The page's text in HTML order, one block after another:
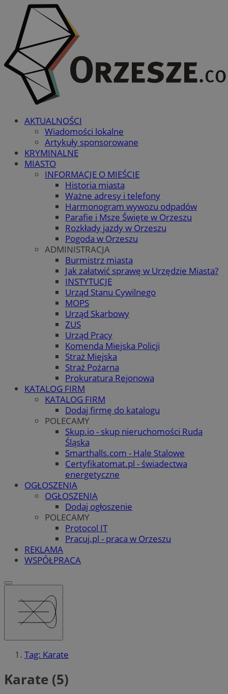
AKTUALNOŚCI
Wiadomości lokalne
Artykuły sponsorowane
KRYMINALNE
MIASTO
INFORMACJE O MIEŚCIE
Historia miasta
Ważne adresy i telefony
Harmonogram wywozu odpadów
Parafie i Msze Święte w Orzeszu
Rozkłady jazdy w Orzeszu
Pogoda w Orzeszu
ADMINISTRACJA
Burmistrz miasta
Jak załatwić sprawę w Urzędzie Miasta?
INSTYTUCJE
Urząd Stanu Cywilnego
MOPS
Urząd Skarbowy
ZUS
Urząd Pracy
Komenda Miejska Policji
Straż Miejska
Straż Pożarna
Prokuratura Rejonowa
KATALOG FIRM
KATALOG FIRM
Dodaj firmę do katalogu
POLECAMY
Skup.io - skup nieruchomości Ruda
Śląska
Smarthalls.com - Hale Stalowe
Certyfikatomat.pl - świadectwa
energetyczne
OGŁOSZENIA
OGŁOSZENIA
Dodaj ogłoszenie
POLECAMY
Protocol IT
Pracuj.pl - praca w Orzeszu
REKLAMA
WSPÓŁPRACA
Tag: Karate
Karate (5)